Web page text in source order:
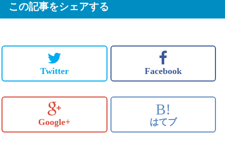
この記事をシェアする
Twitter Facebook
Google+
B!
はてブ